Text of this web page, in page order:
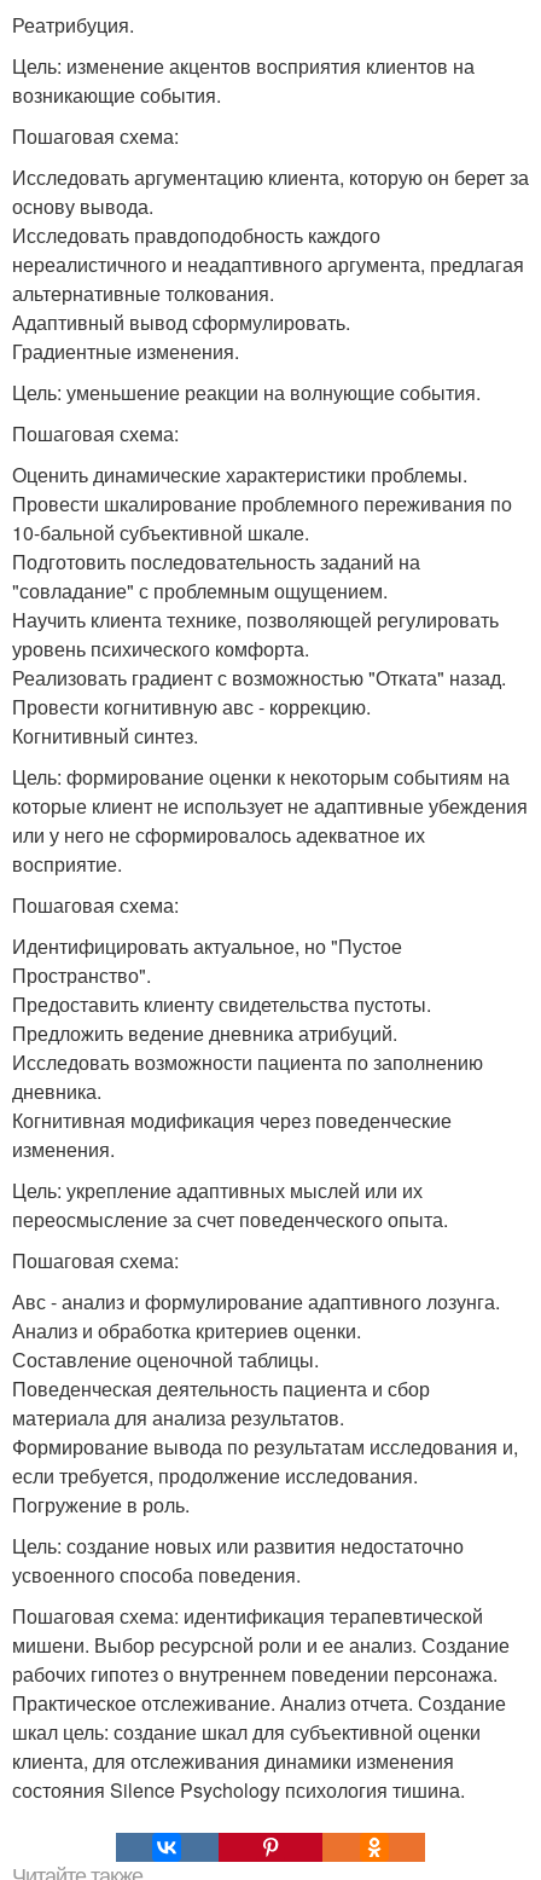
Реатрибуция.
Цель: изменение акцентов восприятия клиентов на
возникающие события.
Пошаговая схема:
Исследовать аргументацию клиента, которую он берет за
основу вывода.
Исследовать правдоподобность каждого
нереалистичного и неадаптивного аргумента, предлагая
альтернативные толкования.
Адаптивный вывод сформулировать.
Градиентные изменения.
Цель: уменьшение реакции на волнующие события.
Пошаговая схема:
Оценить динамические характеристики проблемы.
Провести шкалирование проблемного переживания по
10-бальной субъективной шкале.
Подготовить последовательность заданий на
"совладание" с проблемным ощущением.
Научить клиента технике, позволяющей регулировать
уровень психического комфорта.
Реализовать градиент с возможностью "Отката" назад.
Провести когнитивную авс - коррекцию.
Когнитивный синтез.
Цель: формирование оценки к некоторым событиям на
которые клиент не использует не адаптивные убеждения
или у него не сформировалось адекватное их
восприятие.
Пошаговая схема:
Идентифицировать актуальное, но "Пустое
Пространство".
Предоставить клиенту свидетельства пустоты.
Предложить ведение дневника атрибуций.
Исследовать возможности пациента по заполнению
дневника.
Когнитивная модификация через поведенческие
изменения.
Цель: укрепление адаптивных мыслей или их
переосмысление за счет поведенческого опыта.
Пошаговая схема:
Авс - анализ и формулирование адаптивного лозунга.
Анализ и обработка критериев оценки.
Составление оценочной таблицы.
Поведенческая деятельность пациента и сбор
материала для анализа результатов.
Формирование вывода по результатам исследования и,
если требуется, продолжение исследования.
Погружение в роль.
Цель: создание новых или развития недостаточно
усвоенного способа поведения.
Пошаговая схема: идентификация терапевтической
мишени. Выбор ресурсной роли и ее анализ. Создание
рабочих гипотез о внутреннем поведении персонажа.
Практическое отслеживание. Анализ отчета. Создание
шкал цель: создание шкал для субъективной оценки
клиента, для отслеживания динамики изменения
состояния Silence Psychology психология тишина.